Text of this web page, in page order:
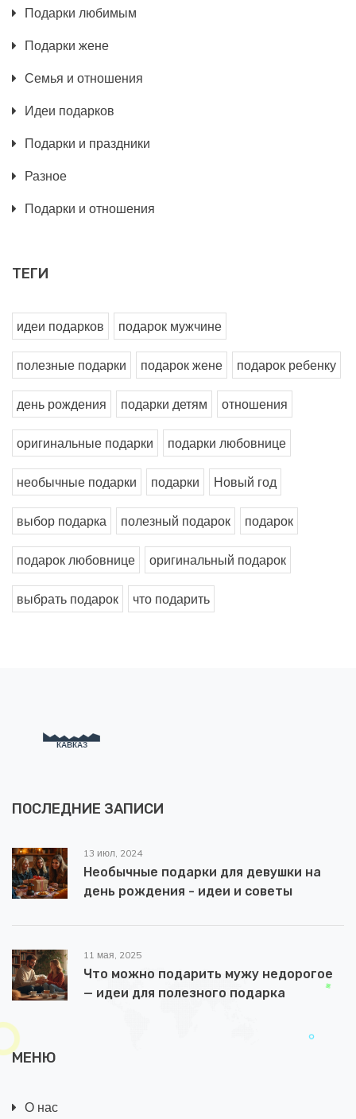
Подарки любимым
Подарки жене
Семья и отношения
Идеи подарков
Подарки и праздники
Разное
Подарки и отношения
ТЕГИ
идеи подарков подарок мужчине
полезные подарки подарок жене подарок ребенку
день рождения подарки детям отношения
оригинальные подарки подарки любовнице
необычные подарки подарки Новый год
выбор подарка полезный подарок подарок
подарок любовнице оригинальный подарок
выбрать подарок что подарить
ПОСЛЕДНИЕ ЗАПИСИ
13 июл, 2024
Необычные подарки для девушки на
день рождения - идеи и советы
11 мая, 2025
Что можно подарить мужу недорогое
— идеи для полезного подарка
МЕНЮ
О нас